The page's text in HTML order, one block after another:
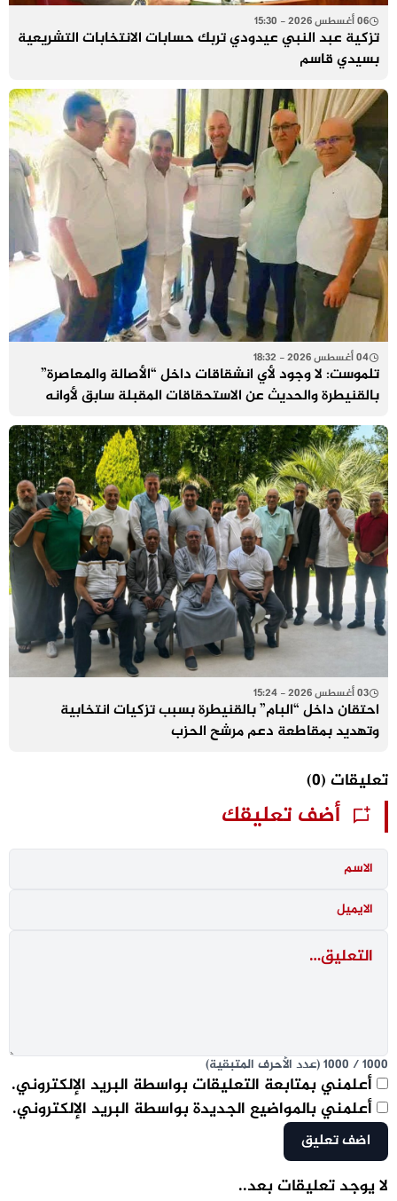
06 أغسطس 2026 - 15:30
تزكية عبد النبي عيدودي تربك حسابات الانتخابات التشريعية
بسيدي قاسم
04 أغسطس 2026 - 18:32
تلموست: لا وجود لأي انشقاقات داخل “الأصالة والمعاصرة”
بالقنيطرة والحديث عن الاستحقاقات المقبلة سابق لأوانه
03 أغسطس 2026 - 15:24
احتقان داخل “البام” بالقنيطرة بسبب تزكيات انتخابية
وتهديد بمقاطعة دعم مرشح الحزب
تعليقات (0)
أضف تعليقك
1000
/
1000(عدد الأحرف المتبقية)
أعلمني بمتابعة التعليقات بواسطة البريد الإلكتروني.
أعلمني بالمواضيع الجديدة بواسطة البريد الإلكتروني.
لا يوجد تعليقات بعد..